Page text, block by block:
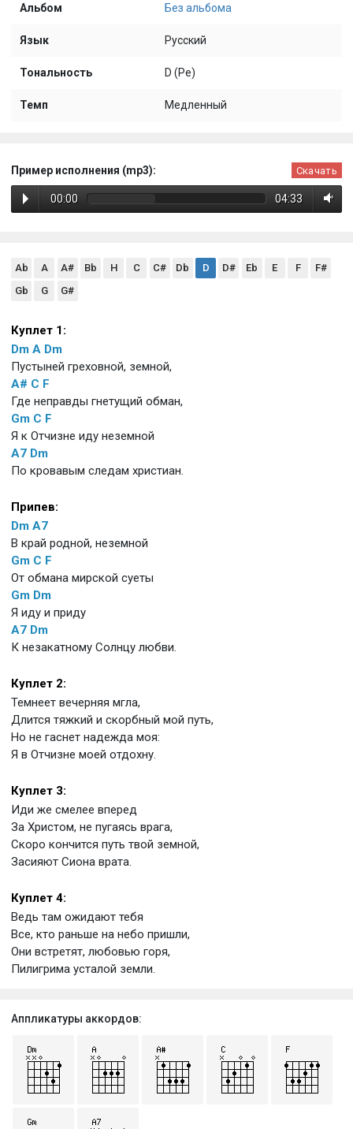
Альбом Без альбома
Язык Русский
Тональность D (Ре)
Темп Медленный
Пример исполнения (mp3): Скачать
00:00 04:33
Ab A A# Bb H C C# Db D D# Eb E F
F#
Gb
G G#
Куплет 1:
Dm A Dm
Пустыней греховной, земной,
A# C F
Где неправды гнетущий обман,
Gm C F
Я к Отчизне иду неземной
A7 Dm
По кровавым следам христиан.
Припев:
Dm A7
В край родной, неземной
Gm C F
От обмана мирской суеты
Gm Dm
Я иду и приду
A7 Dm
К незакатному Солнцу любви.
Куплет 2:
Темнеет вечерняя мгла,
Длится тяжкий и скорбный мой путь,
Но не гаснет надежда моя:
Я в Отчизне моей отдохну.
Куплет 3:
Иди же смелее вперед
За Христом, не пугаясь врага,
Скоро кончится путь твой земной,
Засияют Сиона врата.
Куплет 4:
Ведь там ожидают тебя
Все, кто раньше на небо пришли,
Они встретят, любовью горя,
Пилигрима усталой земли.
Аппликатуры аккордов: